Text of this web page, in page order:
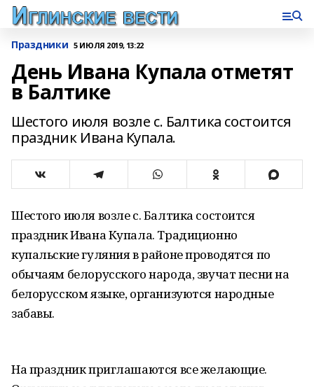
Праздники 5 ИЮЛЯ 2019, 13:22
День Ивана Купала отметят
в Балтике
Шестого июля возле с. Балтика состоится
праздник Ивана Купала.
Шестого июля возле с. Балтика состоится
праздник Ивана Купала. Традиционно
купальские гуляния в районе проводятся по
обычаям белорусского народа, звучат песни на
белорусском языке, организуются народные
забавы.
На праздник приглашаются все желающие.